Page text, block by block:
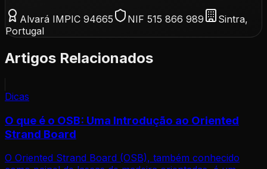
Alvará IMPIC 94665 NIF 515 866 989
Sintra,
Portugal
Artigos Relacionados
Dicas
O que é o OSB: Uma Introdução ao Oriented
Strand Board
O Oriented Strand Board (OSB), também conhecido